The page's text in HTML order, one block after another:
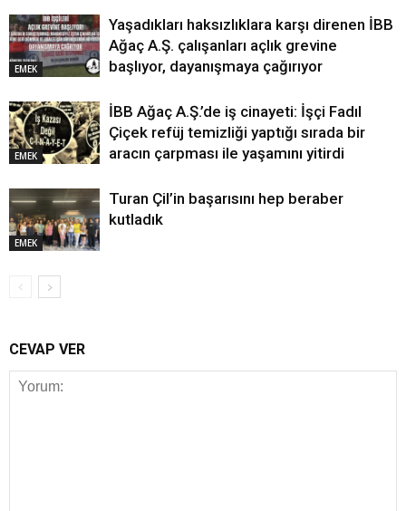
EMEK
Yaşadıkları haksızlıklara karşı direnen İBB
Ağaç A.Ş. çalışanları açlık grevine
başlıyor, dayanışmaya çağırıyor
EMEK
İBB Ağaç A.Ş.’de iş cinayeti: İşçi Fadıl
Çiçek refüj temizliği yaptığı sırada bir
aracın çarpması ile yaşamını yitirdi
EMEK
Turan Çil’in başarısını hep beraber
kutladık
CEVAP VER